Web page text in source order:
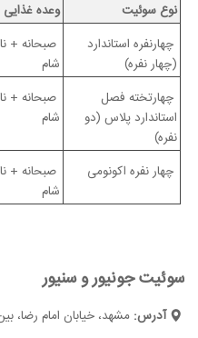
نوع سوئیت وعده غذایی
چهارنفره استاندارد
(چهار نفره)
صبحانه +
شام
چهارتخته فصل
استاندارد پلاس (دو
نفره)
صبحانه +
شام
چهار نفره اکونومی
صبحانه +
شام
سوئیت جونیور و سنیور
آدرس:مشهد، خیابان امام رضا، بین